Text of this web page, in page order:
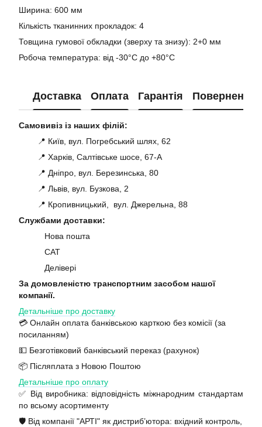
Ширина: 600 мм
Кількість тканинних прокладок: 4
Товщина гумової обкладки (зверху та знизу): 2+0 мм
Робоча температура: від -30°C до +80°C
Доставка Оплата Гарантія Повернення
Самовивіз із наших філій:
📍 Київ, вул. Погребський шлях, 62
📍 Харків, Салтівське шосе, 67-А
📍 Дніпро, вул. Березинська, 80
📍 Львів, вул. Бузкова, 2
📍 Кропивницький, вул. Джерельна, 88
Службами доставки:
Нова пошта
САТ
Делівері
За домовленістю транспортним засобом нашої
компанії.
Детальніше про доставку
💳 Онлайн оплата банківською карткою без комісії (за
посиланням)
💵 Безготівковий банківський переказ (рахунок)
📦 Післяплата з Новою Поштою
Детальніше про оплату
✅ Від виробника: відповідність міжнародним стандартам
по всьому асортименту
🛡️ Від компанії "АРТІ" як дистриб’ютора: вхідний контроль,